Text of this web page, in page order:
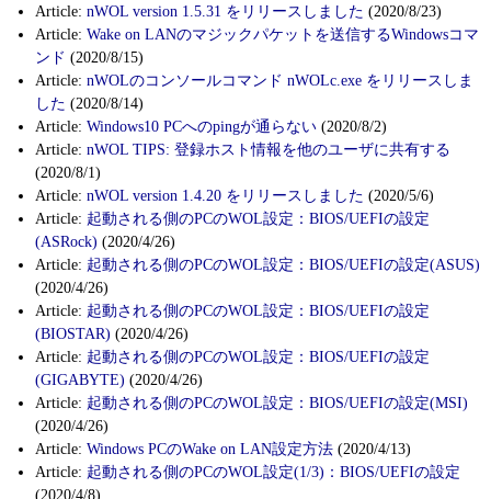
Article: nWOL version 1.5.31 をリリースしました (2020/8/23)
Article: Wake on LANのマジックパケットを送信するWindowsコマ
ンド (2020/8/15)
Article: nWOLのコンソールコマンド nWOLc.exe をリリースしま
した (2020/8/14)
Article: Windows10 PCへのpingが通らない (2020/8/2)
Article: nWOL TIPS: 登録ホスト情報を他のユーザに共有する
(2020/8/1)
Article: nWOL version 1.4.20 をリリースしました (2020/5/6)
Article: 起動される側のPCのWOL設定：BIOS/UEFIの設定
(ASRock) (2020/4/26)
Article: 起動される側のPCのWOL設定：BIOS/UEFIの設定(ASUS)
(2020/4/26)
Article: 起動される側のPCのWOL設定：BIOS/UEFIの設定
(BIOSTAR) (2020/4/26)
Article: 起動される側のPCのWOL設定：BIOS/UEFIの設定
(GIGABYTE) (2020/4/26)
Article: 起動される側のPCのWOL設定：BIOS/UEFIの設定(MSI)
(2020/4/26)
Article: Windows PCのWake on LAN設定方法 (2020/4/13)
Article: 起動される側のPCのWOL設定(1/3)：BIOS/UEFIの設定
(2020/4/8)